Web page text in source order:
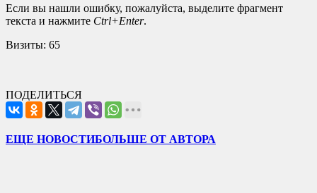
Если вы нашли ошибку, пожалуйста, выделите фрагмент
текста и нажмите Ctrl+Enter.
Визиты: 65
ПОДЕЛИТЬСЯ
ЕЩЕ НОВОСТИБОЛЬШЕ ОТ АВТОРА